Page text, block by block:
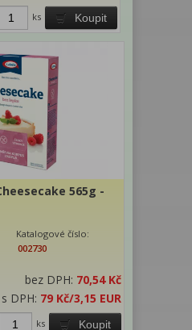
Koupit
ks
565g -
Katalogové číslo:
002730
bez DPH: 70,54 Kč
s DPH: 79 Kč/3,15 EUR
Koupit
ks